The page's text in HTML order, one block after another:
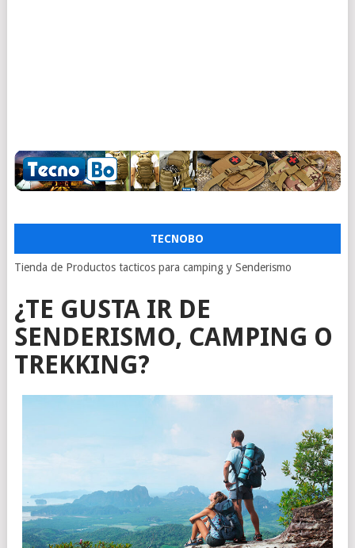
TECNOBO
Tienda de Productos tacticos para camping y Senderismo
¿TE GUSTA IR DE
SENDERISMO, CAMPING O
TREKKING?